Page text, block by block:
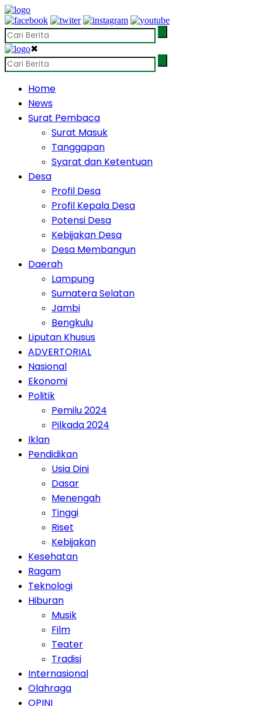
✖
Home
News
Surat Pembaca
Surat Masuk
Tanggapan
Syarat dan Ketentuan
Desa
Profil Desa
Profil Kepala Desa
Potensi Desa
Kebijakan Desa
Desa Membangun
Daerah
Lampung
Sumatera Selatan
Jambi
Bengkulu
Liputan Khusus
ADVERTORIAL
Nasional
Ekonomi
Politik
Pemilu 2024
Pilkada 2024
Iklan
Pendidikan
Usia Dini
Dasar
Menengah
Tinggi
Riset
Kebijakan
Kesehatan
Ragam
Teknologi
Hiburan
Musik
Film
Teater
Tradisi
Internasional
Olahraga
OPINI